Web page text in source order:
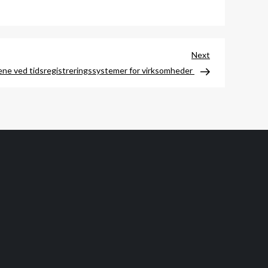
Post
Next
ved tidsregistreringssystemer for virksomheder